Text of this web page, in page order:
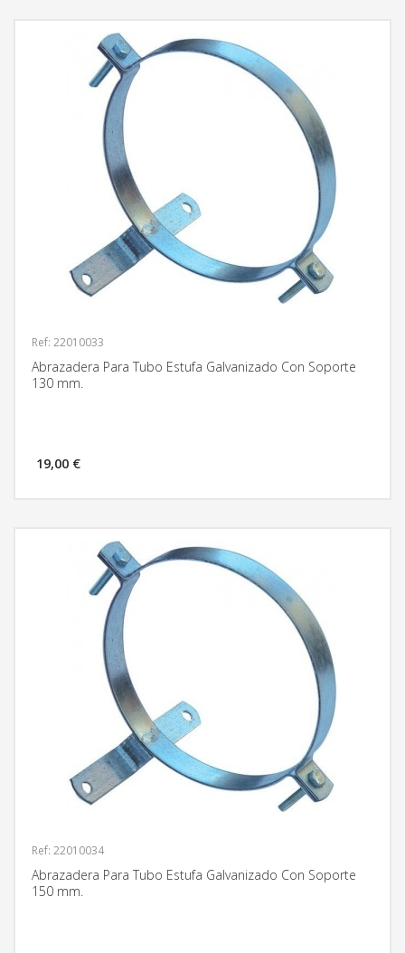
Ref: 22010033
Abrazadera Para Tubo Estufa Galvanizado Con Soporte
130 mm.
19,00 €
Ref: 22010034
Abrazadera Para Tubo Estufa Galvanizado Con Soporte
150 mm.